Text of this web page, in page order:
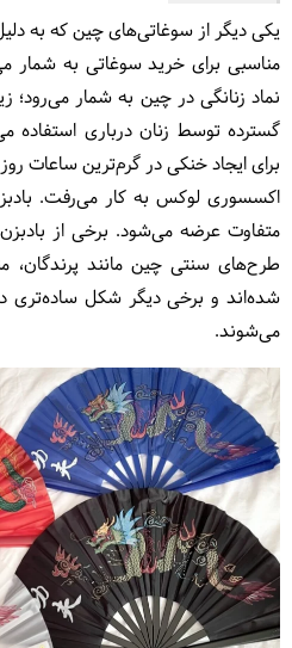
یکی دیگر از سوغاتی‌های چین که به
مناسبی برای خرید سوغاتی به شمار
نماد زنانگی در چین به شمار می‌رود؛
گسترده توسط زنان درباری
برای ایجاد خنکی در گرم‌ترین ساعات
اکسسوری لوکس به کار می‌رفت.
متفاوت عرضه می‌شود. برخی از
طرح‌های سنتی چین مانند پرندگان،
شده‌اند و برخی دیگر شکل ساده‌تری
می‌شوند.